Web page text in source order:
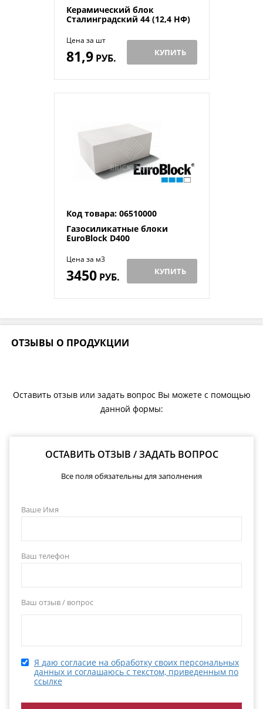
Керамический блок
Сталинградский 44 (12,4 НФ)
Цена за шт
81,9РУБ. КУПИТЬ
Код товара: 06510000
Газосиликатные блоки
EuroBlock D400
Цена за м3
3450РУБ. КУПИТЬ
ОТЗЫВЫ О ПРОДУКЦИИ
Оставить отзыв или задать вопрос Вы можете с помощью
данной формы:
ОСТАВИТЬ ОТЗЫВ / ЗАДАТЬ ВОПРОС
Все поля обязательны для заполнения
Ваше Имя
Ваш телефон
Ваш отзыв / вопрос
Я даю согласие на обработку своих персональных
данных и соглашаюсь с текстом, приведенным по
ссылке